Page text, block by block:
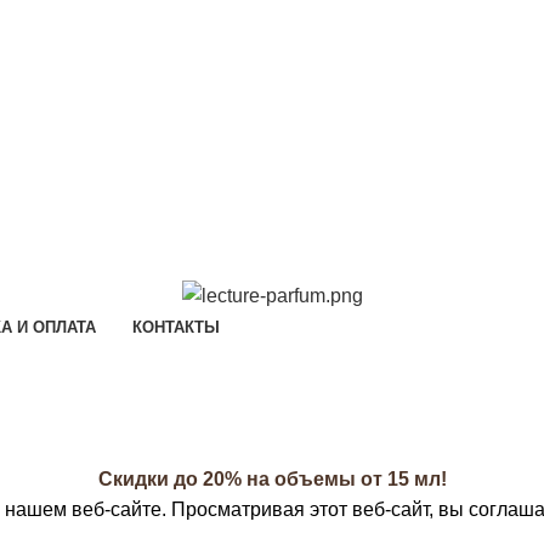
И ОПЛАТА КОНТАКТЫ
Скидки до 20% на объемы от 15 мл!
веб-сайте. Просматривая этот веб-сайт, вы